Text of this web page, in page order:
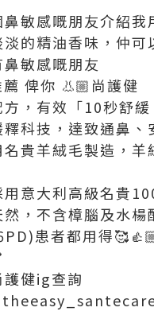
敏感嘅朋友介紹
淡的精油香味，仲
敏感嘅朋友
俾你 👃🏼尚護健
，有效「10秒舒緩
釋科技，達致通鼻
貴羊絨毛製造，
意大利高級名貴
然，不含樟腦及水
患者都用得
護健ig查詢